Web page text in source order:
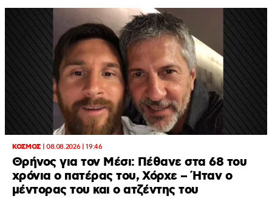
ΚΟΣΜΟΣ| 08.08.2026 | 19:46
Θρήνος για τον Μέσι: Πέθανε στα 68 του
χρόνια ο πατέρας του, Χόρχε – Ήταν ο
μέντορας του και ο ατζέντης του